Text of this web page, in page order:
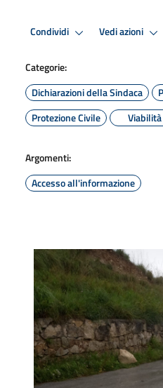
Condividi Vedi azioni
Categorie:
Dichiarazioni della Sindaca
Protezione Civile
Viabilità
Argomenti:
Accesso all'informazione